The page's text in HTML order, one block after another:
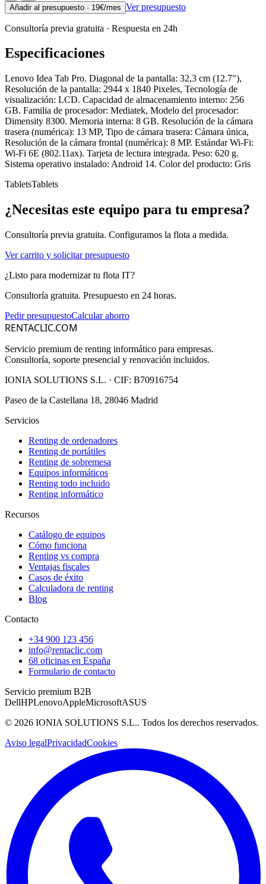
Añadir al presupuesto · 19€/mes Ver presupuesto
Consultoría previa gratuita · Respuesta en 24h
Especificaciones
Lenovo Idea Tab Pro. Diagonal de la pantalla: 32,3 cm (12.7"),
Resolución de la pantalla: 2944 x 1840 Pixeles, Tecnología de
visualización: LCD. Capacidad de almacenamiento interno: 256
GB. Familia de procesador: Mediatek, Modelo del procesador:
Dimensity 8300. Memoria interna: 8 GB. Resolución de la cámara
trasera (numérica): 13 MP, Tipo de cámara trasera: Cámara única,
Resolución de la cámara frontal (numérica): 8 MP. Estándar Wi-Fi:
Wi-Fi 6E (802.11ax). Tarjeta de lectura integrada. Peso: 620 g.
Sistema operativo instalado: Android 14. Color del producto: Gris
TabletsTablets
¿Necesitas este equipo para tu empresa?
Consultoría previa gratuita. Configuramos la flota a medida.
Ver carrito y solicitar presupuesto
¿Listo para modernizar tu flota IT?
Consultoría gratuita. Presupuesto en 24 horas.
Pedir presupuestoCalcular ahorro
RENTACLIC.COM
Servicio premium de renting informático para empresas.
Consultoría, soporte presencial y renovación incluidos.
IONIA SOLUTIONS S.L. · CIF: B70916754
Paseo de la Castellana 18, 28046 Madrid
Servicios
Renting de ordenadores
Renting de portátiles
Renting de sobremesa
Equipos informáticos
Renting todo incluido
Renting informático
Recursos
Catálogo de equipos
Cómo funciona
Renting vs compra
Ventajas fiscales
Casos de éxito
Calculadora de renting
Blog
Contacto
+34 900 123 456
info@rentaclic.com
68 oficinas en España
Formulario de contacto
Servicio premium B2B
DellHPLenovoAppleMicrosoftASUS
© 2026 IONIA SOLUTIONS S.L.. Todos los derechos reservados.
Aviso legalPrivacidadCookies